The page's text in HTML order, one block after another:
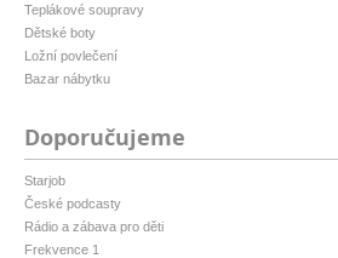
Teplákové soupravy
Dětské boty
Ložní povlečení
Bazar nábytku
Doporučujeme
Starjob
České podcasty
Rádio a zábava pro děti
Frekvence 1